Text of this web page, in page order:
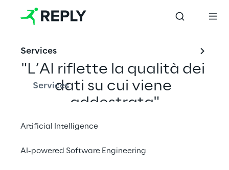
Services
Services
Artificial Intelligence
AI-powered Software Engineering
"L’AI riflette la qualità dei
dati su cui viene
addestrata"
Fei‑Fei Li